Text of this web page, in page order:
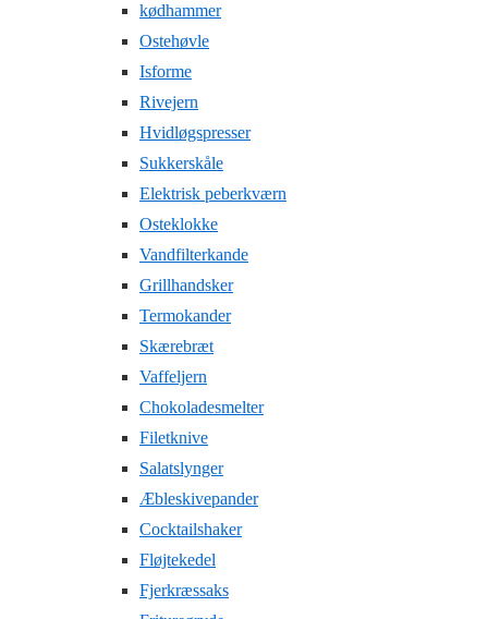
kødhammer
Ostehøvle
Isforme
Rivejern
Hvidløgspresser
Sukkerskåle
Elektrisk peberkværn
Osteklokke
Vandfilterkande
Grillhandsker
Termokander
Skærebræt
Vaffeljern
Chokoladesmelter
Filetknive
Salatslynger
Æbleskivepander
Cocktailshaker
Fløjtekedel
Fjerkræssaks